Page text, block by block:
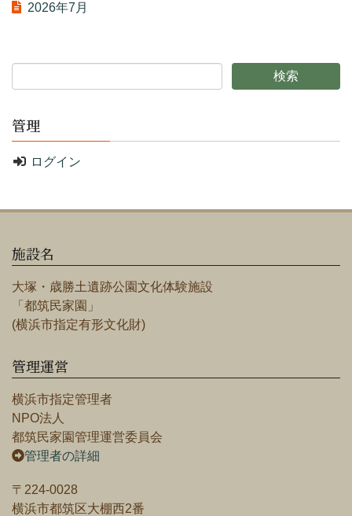
2026年7月
管理
ログイン
施設名
大塚・歳勝土遺跡公園文化体験施設
「都筑民家園」
(横浜市指定有形文化財)
管理運営
横浜市指定管理者
NPO法人
都筑民家園管理運営委員会
管理者の詳細
〒224-0028
横浜市都筑区大棚西2番